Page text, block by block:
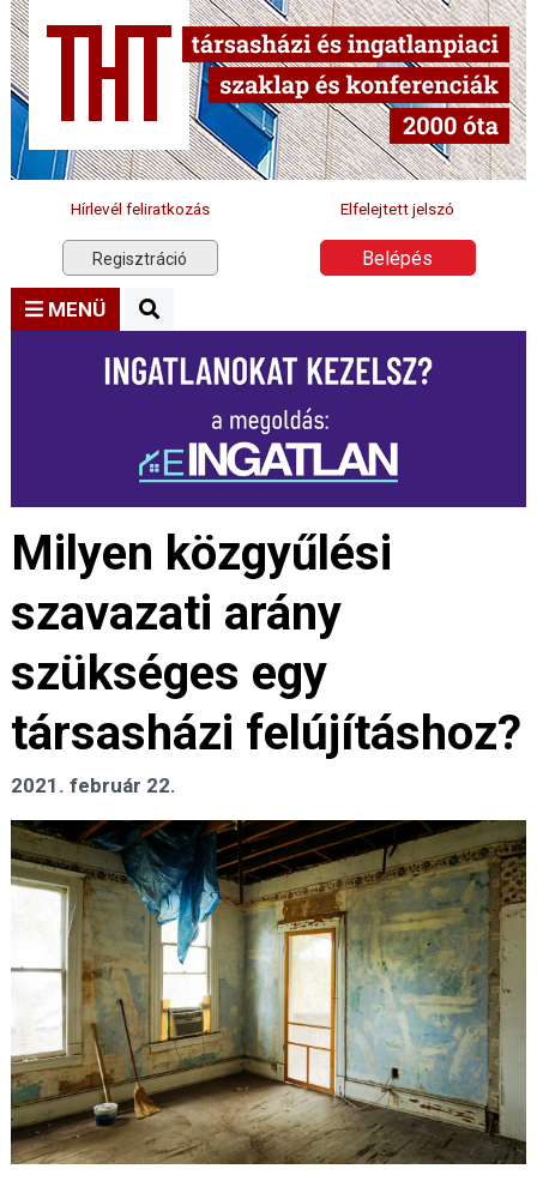
Hírlevél feliratkozás Elfelejtett jelszó
Regisztráció Belépés
MENÜ
Milyen közgyűlési
szavazati arány
szükséges egy
társasházi felújításhoz?
2021. február 22.